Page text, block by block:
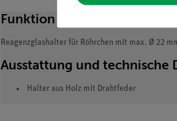
Funktion und Verwendung
Reagenzglashalter für Röhrchen mit max. Ø 22
Ausstattung und technische
Halter aus Holz mit Drahtfeder